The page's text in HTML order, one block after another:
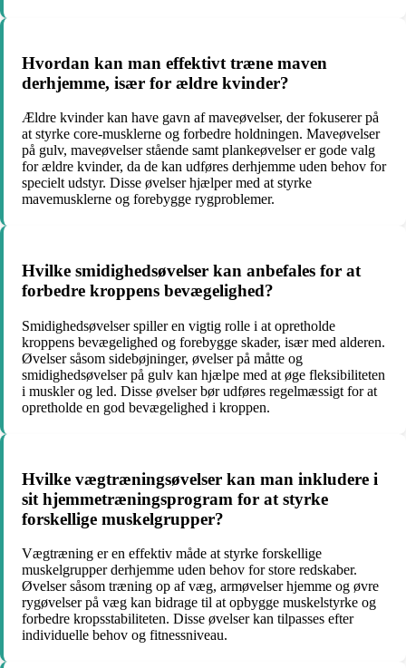
Hvordan kan man effektivt træne maven
derhjemme, især for ældre kvinder?
Ældre kvinder kan have gavn af maveøvelser, der fokuserer på
at styrke core-musklerne og forbedre holdningen. Maveøvelser
på gulv, maveøvelser stående samt plankeøvelser er gode valg
for ældre kvinder, da de kan udføres derhjemme uden behov for
specielt udstyr. Disse øvelser hjælper med at styrke
mavemusklerne og forebygge rygproblemer.
Hvilke smidighedsøvelser kan anbefales for at
forbedre kroppens bevægelighed?
Smidighedsøvelser spiller en vigtig rolle i at opretholde
kroppens bevægelighed og forebygge skader, især med alderen.
Øvelser såsom sidebøjninger, øvelser på måtte og
smidighedsøvelser på gulv kan hjælpe med at øge fleksibiliteten
i muskler og led. Disse øvelser bør udføres regelmæssigt for at
opretholde en god bevægelighed i kroppen.
Hvilke vægtræningsøvelser kan man inkludere i
sit hjemmetræningsprogram for at styrke
forskellige muskelgrupper?
Vægtræning er en effektiv måde at styrke forskellige
muskelgrupper derhjemme uden behov for store redskaber.
Øvelser såsom træning op af væg, armøvelser hjemme og øvre
rygøvelser på væg kan bidrage til at opbygge muskelstyrke og
forbedre kropsstabiliteten. Disse øvelser kan tilpasses efter
individuelle behov og fitnessniveau.